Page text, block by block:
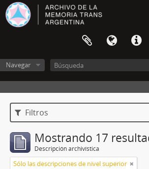
Navegar
Filtros
Mostrando 17
Descripción archivística
Sólo las descripciones de nivel superior